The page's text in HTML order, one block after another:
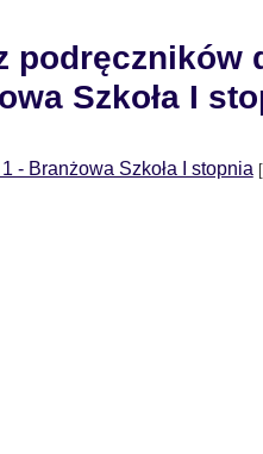
podręczników
Szkoła I
- Branżowa Szkoła I stopnia